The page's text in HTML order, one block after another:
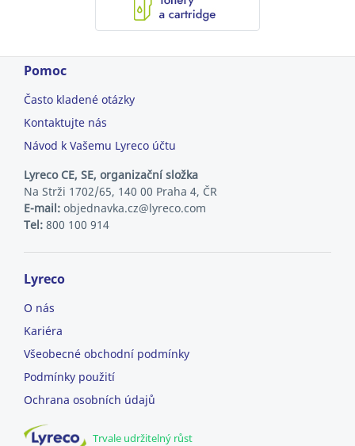
Pomoc
Často kladené otázky
Kontaktujte nás
Návod k Vašemu Lyreco účtu
Lyreco CE, SE, organizační složka
Na Strži 1702/65, 140 00 Praha 4, ČR
E-mail: objednavka.cz@lyreco.com
Tel: 800 100 914
Lyreco
O nás
Kariéra
Všeobecné obchodní podmínky
Podmínky použití
Ochrana osobních údajů
Trvale udržitelný růst